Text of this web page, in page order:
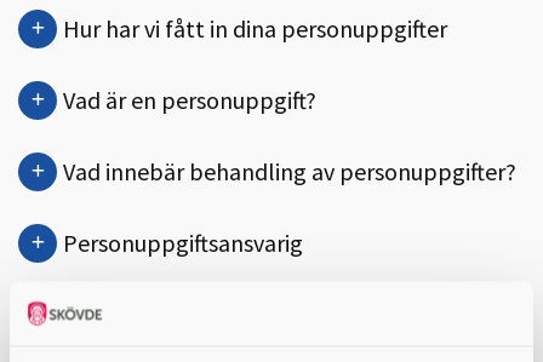
Hur har vi fått in dina personuppgifter
Vad är en personuppgift?
Vad innebär behandling av personuppgifter?
Personuppgiftsansvarig
Varför behandlar vi dina personuppgifter